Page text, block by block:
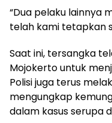
“Dua pelaku lainnya
telah kami tetapkan
Saat ini, tersangka
Mojokerto untuk
Polisi juga terus
mengungkap
dalam kasus serupa